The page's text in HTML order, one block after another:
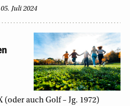
05. Juli 2024
auch Golf – Jg. 1972)